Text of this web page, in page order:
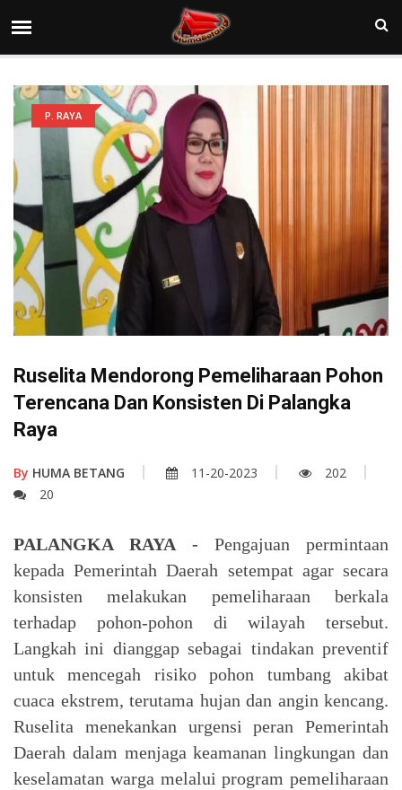
P. RAYA
Ruselita Mendorong Pemeliharaan Pohon
Terencana Dan Konsisten Di Palangka
Raya
By HUMA BETANG 11-20-2023
202
20
PALANGKA RAYA - Pengajuan permintaan
kepada Pemerintah Daerah setempat agar secara
konsisten melakukan pemeliharaan berkala
terhadap pohon-pohon di wilayah tersebut.
Langkah ini dianggap sebagai tindakan preventif
untuk mencegah risiko pohon tumbang akibat
cuaca ekstrem, terutama hujan dan angin kencang.
Ruselita menekankan urgensi peran Pemerintah
Daerah dalam menjaga keamanan lingkungan dan
keselamatan warga melalui program pemeliharaan